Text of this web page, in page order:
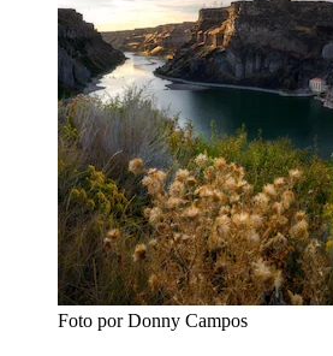
Foto por Donny Campos